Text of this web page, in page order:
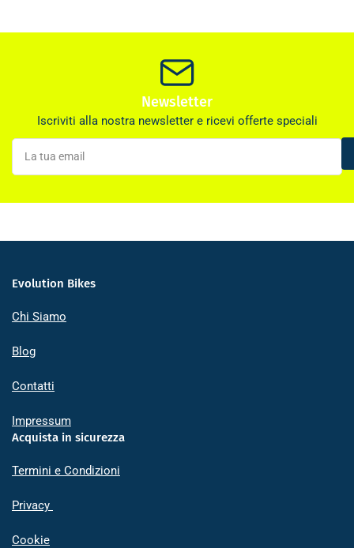
Newsletter
Iscriviti alla nostra newsletter e ricevi offerte speciali
La
tua
email
Evolution Bikes
Chi Siamo
Blog
Contatti
Impressum
Acquista in sicurezza
Termini e Condizioni
Privacy
Cookie